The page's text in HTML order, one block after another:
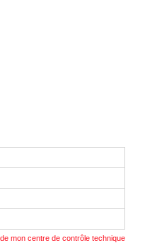
mon centre de contrôle technique